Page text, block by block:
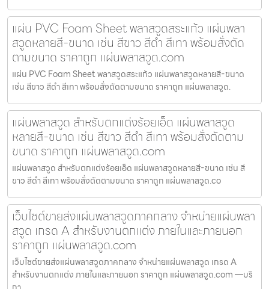
แผ่น PVC Foam Sheet พลาสวูดสระแก้ว แผ่นพลา
สวูดหลายสี-ขนาด เช่น สีขาว สีดำ สีเทา พร้อมสั่งตัด
ตามขนาด ราคาถูก แผ่นพลาสวูด.com
แผ่น PVC Foam Sheet พลาสวูดสระแก้ว แผ่นพลาสวูดหลายสี-ขนาด
เช่น สีขาว สีดำ สีเทา พร้อมสั่งตัดตามขนาด ราคาถูก แผ่นพลาสวูด.
แผ่นพลาสวูด สำหรับตกแต่งร้อยเอ็ด แผ่นพลาสวูด
หลายสี-ขนาด เช่น สีขาว สีดำ สีเทา พร้อมสั่งตัดตาม
ขนาด ราคาถูก แผ่นพลาสวูด.com
แผ่นพลาสวูด สำหรับตกแต่งร้อยเอ็ด แผ่นพลาสวูดหลายสี-ขนาด เช่น สี
ขาว สีดำ สีเทา พร้อมสั่งตัดตามขนาด ราคาถูก แผ่นพลาสวูด.co
เว็บไซต์ขายส่งแผ่นพลาสวูดภาคกลาง จำหน่ายแผ่นพลา
สวูด เกรด A สำหรับงานตกแต่ง ภายในและภายนอก
ราคาถูก แผ่นพลาสวูด.com
เว็บไซต์ขายส่งแผ่นพลาสวูดภาคกลาง จำหน่ายแผ่นพลาสวูด เกรด A
สำหรับงานตกแต่ง ภายในและภายนอก ราคาถูก แผ่นพลาสวูด.com —บริ